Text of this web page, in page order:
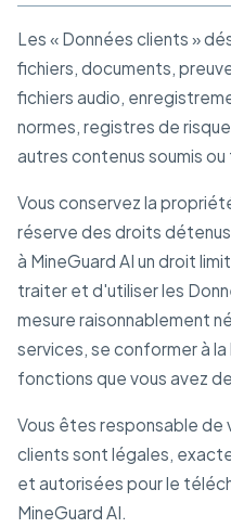
Les « Données clients »
fichiers, documents,
fichiers audio,
normes, registres de
autres contenus soumis
Vous conservez la
réserve des droits
à MineGuard AI un droit
traiter et d'utiliser les
mesure raisonnablement
services, se conformer à
fonctions que vous avez
Vous êtes responsable de
clients sont légales,
et autorisées pour le
MineGuard AI.